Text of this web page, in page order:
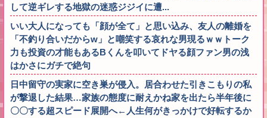
して逆ギレする地獄の迷惑ジジイに遭...
いい大人になっても「顔が全て」と思い込み、友人の離婚を
「不釣り合いだからw」と嘲笑する哀れな男現るｗｗトーク
力も投資の才能もあるBくんを叩いてドヤる顔ファン男の浅
はかさにガチで絶句
日中留守の実家に空き巣が侵入。居合わせた引きこもりの私
が撃退した結果…家族の態度に耐えかね家を出たら半年後に
〇〇する超スピード展開へ←人生何がきっかけで好転するか